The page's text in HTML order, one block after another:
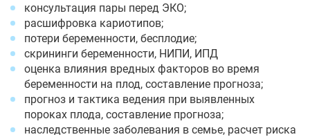
консультация пары перед ЭКО;
расшифровка кариотипов;
потери беременности, бесплодие;
скрининги беременности, НИПИ, ИПД
оценка влияния вредных факторов во время
беременности на плод, составление прогноза;
прогноз и тактика ведения при выявленных
пороках плода, составление прогноза;
наследственные заболевания в семье, расчет риска